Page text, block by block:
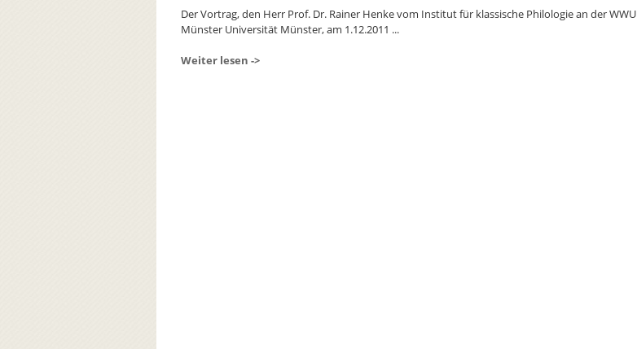
Der Vortrag, den Herr Prof. Dr. Rainer Henke vom Institut für klassische Philologie an der WWU
Münster Universität Münster, am 1.12.2011 ...
Weiter lesen ->